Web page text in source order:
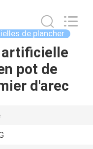
de plancher
artificielle
pot de
d'arec